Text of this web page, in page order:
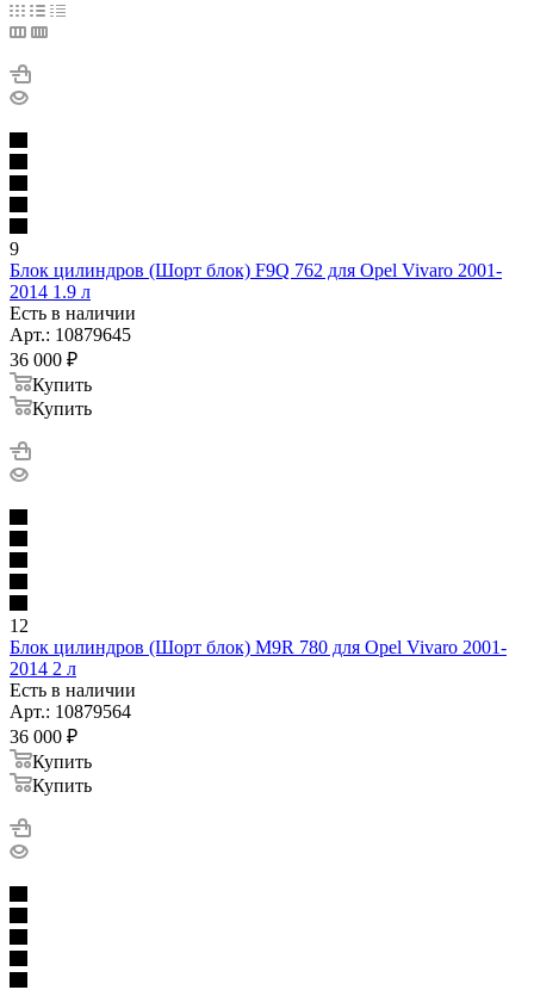
9
Блок цилиндров (Шорт блок) F9Q 762 для Opel Vivaro 2001-
2014 1.9 л
Есть в наличии
Арт.: 10879645
36 000 ₽
Купить
Купить
12
Блок цилиндров (Шорт блок) M9R 780 для Opel Vivaro 2001-
2014 2 л
Есть в наличии
Арт.: 10879564
36 000 ₽
Купить
Купить